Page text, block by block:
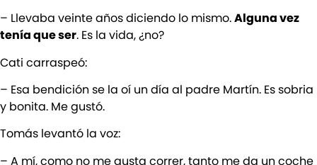
– Llevaba veinte años diciendo lo mismo.Alguna vez
tenía que ser. Es la vida, ¿no?
Cati carraspeó:
– Esa bendición se la oí un día al padre Martín. Es sobria
y bonita. Me gustó.
Tomás levantó la voz:
– A mí, como no me gusta correr, tanto me da un coche